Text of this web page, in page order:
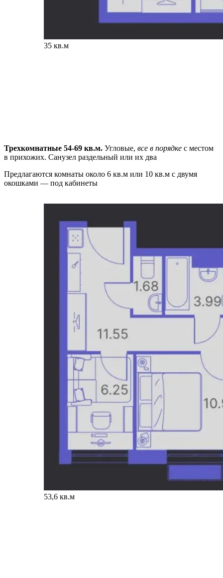
35 кв.м
Трехкомнатные 54-69 кв.м. Угловые, все в порядке с местом
в прихожих. Санузел раздельный или их два
Предлагаются комнаты около 6 кв.м или 10 кв.м с двумя
окошками — под кабинеты
53,6 кв.м